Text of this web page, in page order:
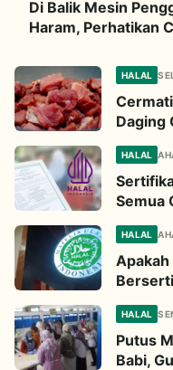
Di Balik Mesin
Haram, Perhatikan
HALAL
Daging
HALAL
Semua
HALAL
Apakah
HALAL
Putus
Babi,